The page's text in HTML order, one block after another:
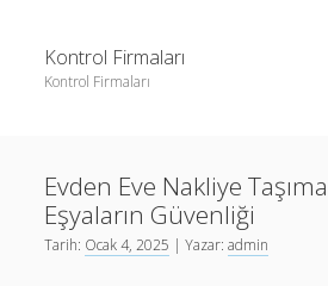
Kontrol Firmaları
Kontrol Firmaları
Liste
Sayfa Listesi
3 milyon takipçi ne kadar para alıyor
Evden Eve Nakliye
Eşyaların Güvenliği
Tarih: Ocak 4, 2025 | Yazar:admin